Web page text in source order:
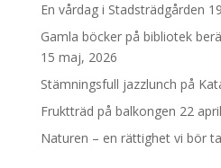
En vårdag i Stadsträdgården
Gamla böcker på bibliotek
15 maj, 2026
Stämningsfull jazzlunch på
Fruktträd på balkongen 22
Naturen – en rättighet vi bör